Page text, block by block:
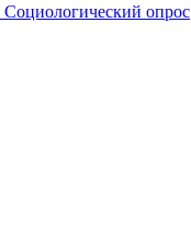
Социологический опрос